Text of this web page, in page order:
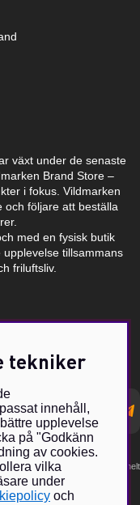
växt under de senaste
Brand Store –
i fokus. Vildmarken
och följare att beställa
med en fysisk butik
tillsammans
friluftsliv.
din e-post!*
Din prenumeration är helt
tekniker
innehåll,
upplevelse
på "Godkänn
av cookies.
vilka
under
och